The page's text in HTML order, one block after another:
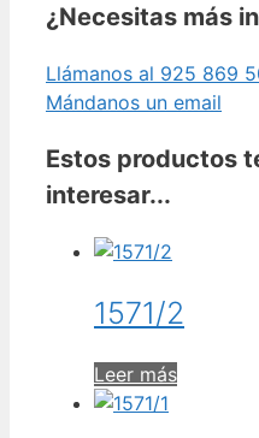
¿Necesitas más
Llámanos al 925 869
Mándanos un email
Estos productos
interesar...
1571/2
Leer más